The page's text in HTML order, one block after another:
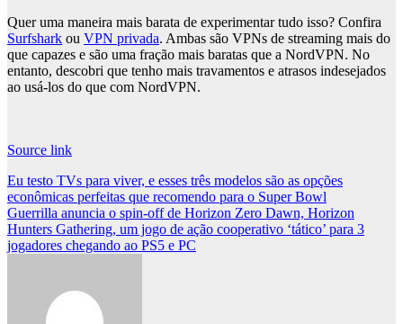
Quer uma maneira mais barata de experimentar tudo isso? Confira
Surfshark ou VPN privada. Ambas são VPNs de streaming mais do
que capazes e são uma fração mais baratas que a NordVPN. No
entanto, descobri que tenho mais travamentos e atrasos indesejados
ao usá-los do que com NordVPN.
Source link
Post
navigation
Eu testo TVs para viver, e esses três modelos são as opções
econômicas perfeitas que recomendo para o Super Bowl
Guerrilla anuncia o spin-off de Horizon Zero Dawn, Horizon
Hunters Gathering, um jogo de ação cooperativo ‘tático’ para 3
jogadores chegando ao PS5 e PC